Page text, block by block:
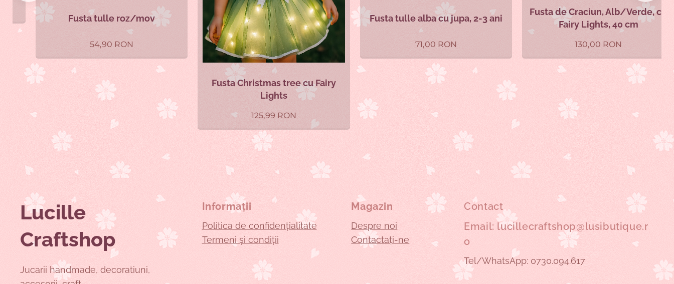
Fusta tulle roz/mov
54,90RON
Fusta Christmas tree cu Fairy
Lights
125,99RON
Fusta tulle alba cu jupa, 2-3 ani
71,00RON
Fusta de Craciun, Alb/Verde, cu
Fairy Lights, 40 cm
130,00RON
Lucille
Craftshop
Jucarii handmade, decoratiuni,
Informații
Politica de confidențialitate
Termeni și condiții
Magazin
Despre noi
Contactați-ne
Contact
Email: lucillecraftshop@lusibutique.r
o
Tel/WhatsApp: 0730.094.617